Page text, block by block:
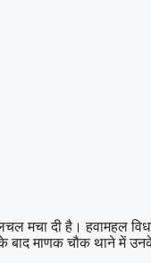
मचा दी है। हवामहल
के बाद माणक चौक थाने में